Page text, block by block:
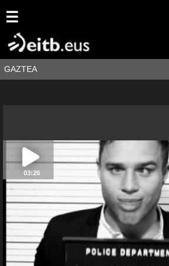
☰
GAZTEA
03:26